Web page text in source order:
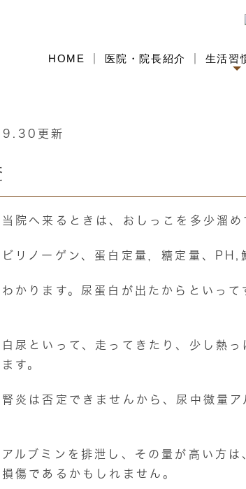
HOME 医院・院長紹介 生活習
更新
院へ来るときは、おしっこを多少溜め
リノーゲン、蛋白定量，糖定量、PH,
かります。尿蛋白が出たからといって
尿といって、走ってきたり、少し熱
す。
腎炎は否定できませんから、尿中微量ア
ルブミンを排泄し、その量が高い方は
傷であるかもしれません。